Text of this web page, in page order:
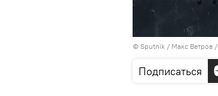
© Sputnik / Макс Ветров /
Подписаться